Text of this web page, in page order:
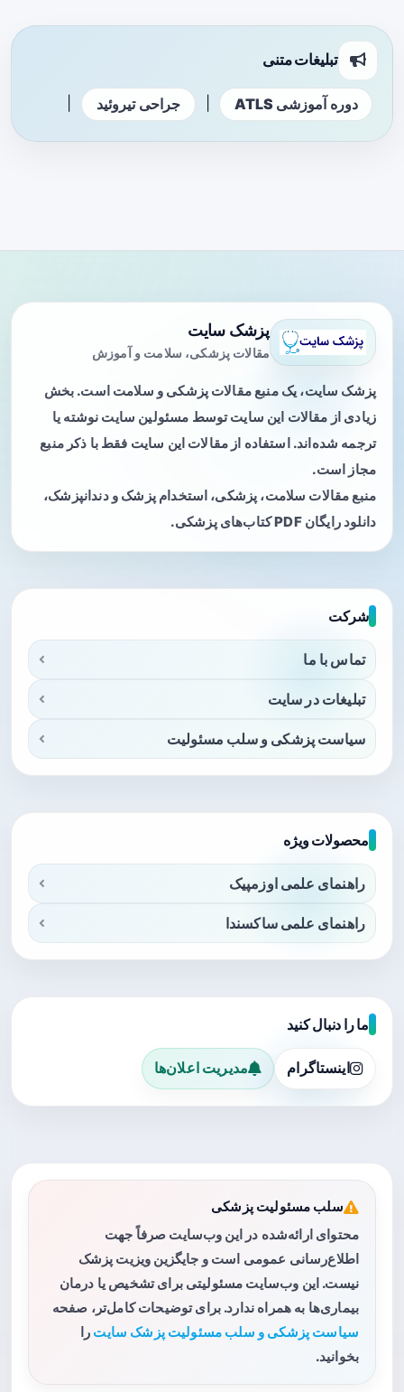
تبلیغات متنی
دوره آموزشی ATLS جراحی تیروئید
پزشک سایت
مقالات پزشکی، سلامت و آموزش
پزشک سایت، یک منبع مقالات پزشکی و سلامت است. بخش
زیادی از مقالات این سایت توسط مسئولین سایت نوشته یا
ترجمه شده‌اند. استفاده از مقالات این سایت فقط با ذکر منبع
مجاز است.
منبع مقالات سلامت، پزشکی، استخدام پزشک و دندانپزشک،
دانلود رایگان PDF کتاب‌های پزشکی.
شرکت
تماس با ما
تبلیغات در سایت
سیاست پزشکی و سلب مسئولیت
محصولات ویژه
راهنمای علمی اوزمپیک
راهنمای علمی ساکسندا
ما را دنبال کنید
اینستاگرام مدیریت اعلان‌ها
سلب مسئولیت پزشکی
محتوای ارائه‌شده در این وب‌سایت صرفاً جهت
اطلاع‌رسانی عمومی است و جایگزین ویزیت پزشک
نیست. این وب‌سایت مسئولیتی برای تشخیص یا درمان
بیماری‌ها به همراه ندارد. برای توضیحات کامل‌تر، صفحه
سیاست پزشکی و سلب مسئولیت پزشک سایت را
بخوانید.